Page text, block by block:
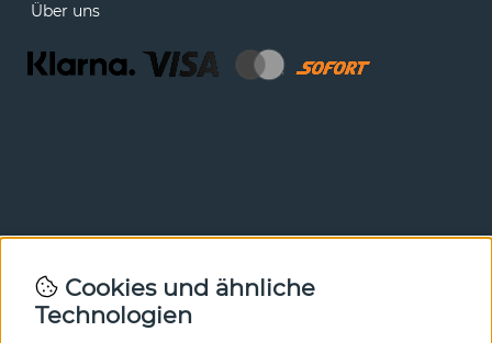
Über uns
Newsletter
In unserem Newsletter erfahren Sie vor allen anderen
Cookies und ähnliche
Technologien